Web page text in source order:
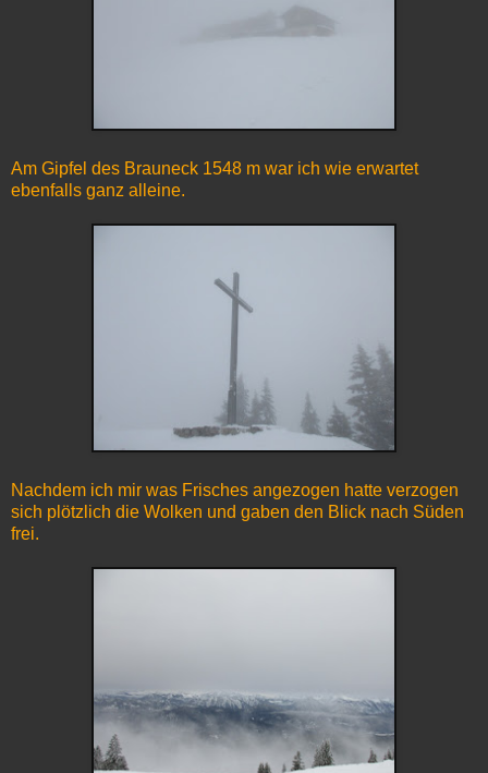
Am Gipfel des Brauneck 1548 m war ich wie erwartet
ebenfalls ganz alleine.
Nachdem ich mir was Frisches angezogen hatte verzogen
sich plötzlich die Wolken und gaben den Blick nach Süden
frei.